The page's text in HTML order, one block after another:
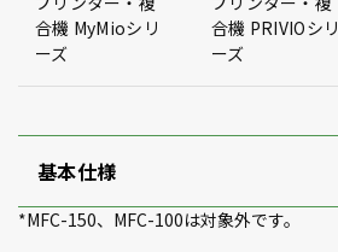
合機 MyMioシリ
ーズ
合機 PRIVIOシリ
ーズ
基本仕様
*MFC-150、MFC-100は対象外です。